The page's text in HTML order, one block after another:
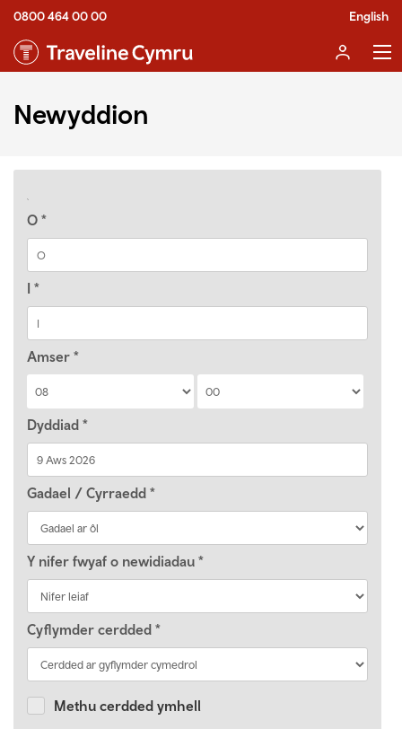
0800 464 00 00 English
Newyddion
O *
I *
Amser *
Dyddiad *
Gadael / Cyrraedd *
Y nifer fwyaf o newidiadau *
Cyflymder cerdded *
Methu cerdded ymhell